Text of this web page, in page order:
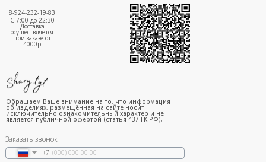
8-924-232-19-83
С 7:00 до 22:30
Доставка
осуществляется
при заказе от
4000р
Заказать звонок
+7
Обращаем Ваше внимание на то, что информация
об изделиях, размещённая на сайте носит
исключительно ознакомительный характер и не
является публичной офертой (статья 437 ГК РФ),